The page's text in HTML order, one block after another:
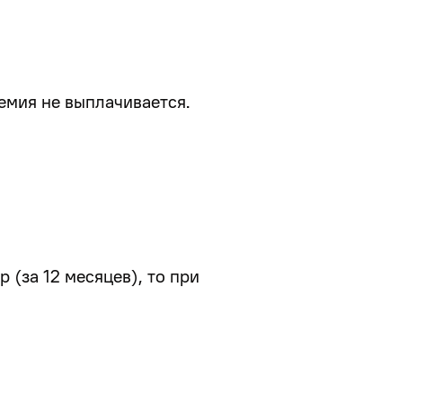
не выплачивается.
(за 12 месяцев), то при